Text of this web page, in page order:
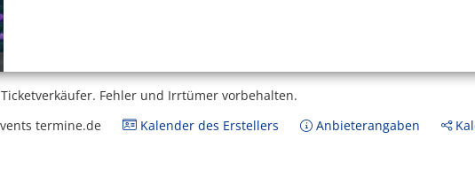
Fehler und Irrtümer vorbehalten.
termine.de
Kalender des Erstellers Anbieterangaben